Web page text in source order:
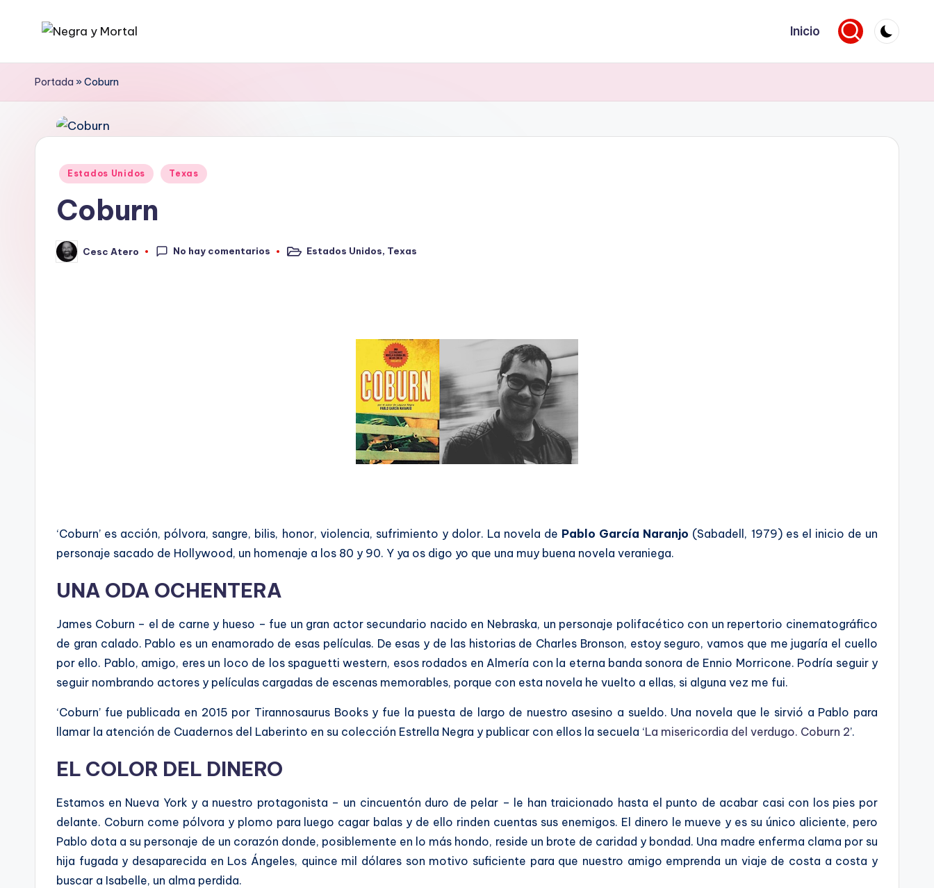
contenido
N
e
r
literaria
la
Negra
mucho
Inicio
Portada »Coburn
Publicado
Estados Unidos Texas
Coburn
Publicado
por
Cesc Atero No hay comentarios
Publicado
Estados Unidos, Texas
‘Coburn’ es acción, pólvora, sangre, bilis, honor, violencia, sufrimiento y dolor. La novela de Pablo García Naranjo (Sabadell, 1979) es el inicio de un
personaje sacado de Hollywood, un homenaje a los 80 y 90. Y ya os digo yo que una muy buena novela veraniega.
UNA ODA OCHENTERA
James Coburn – el de carne y hueso – fue un gran actor secundario nacido en Nebraska, un personaje polifacético con un repertorio cinematográfico
de gran calado. Pablo es un enamorado de esas películas. De esas y de las historias de Charles Bronson, estoy seguro, vamos que me jugaría el cuello
por ello. Pablo, amigo, eres un loco de los spaguetti western, esos rodados en Almería con la eterna banda sonora de Ennio Morricone. Podría seguir y
seguir nombrando actores y películas cargadas de escenas memorables, porque con esta novela he vuelto a ellas, si alguna vez me fui.
‘Coburn’ fue publicada en 2015 por Tirannosaurus Books y fue la puesta de largo de nuestro asesino a sueldo. Una novela que le sirvió a Pablo para
llamar la atención de Cuadernos del Laberinto en su colección Estrella Negra y publicar con ellos la secuela ‘La misericordia del verdugo. Coburn 2’.
EL COLOR DEL DINERO
Estamos en Nueva York y a nuestro protagonista – un cincuentón duro de pelar – le han traicionado hasta el punto de acabar casi con los pies por
delante. Coburn come pólvora y plomo para luego cagar balas y de ello rinden cuentas sus enemigos. El dinero le mueve y es su único aliciente, pero
Pablo dota a su personaje de un corazón donde, posiblemente en lo más hondo, reside un brote de caridad y bondad. Una madre enferma clama por su
hija fugada y desaparecida en Los Ángeles, quince mil dólares son motivo suficiente para que nuestro amigo emprenda un viaje de costa a costa y
buscar a Isabelle, un alma perdida.